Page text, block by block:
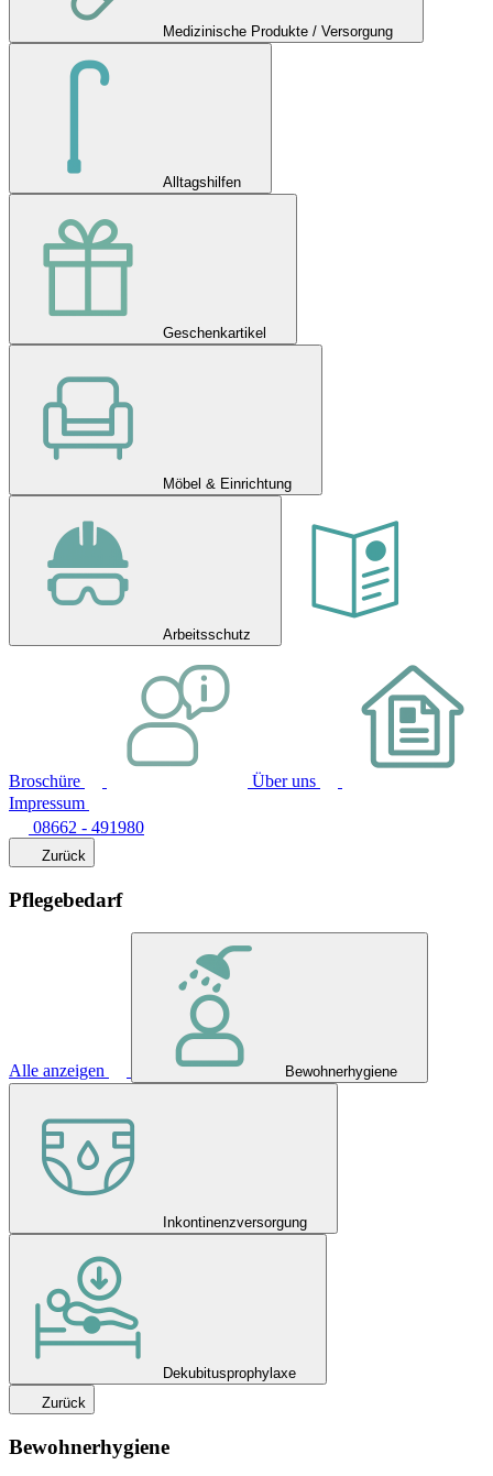
Medizinische Produkte / Versorgung
Alltagshilfen
Geschenkartikel
Möbel & Einrichtung
Arbeitsschutz
Broschüre
Über uns
Impressum
08662 - 491980
Zurück
Pflegebedarf
Alle anzeigen Bewohnerhygiene
Inkontinenzversorgung
Dekubitusprophylaxe
Zurück
Bewohnerhygiene